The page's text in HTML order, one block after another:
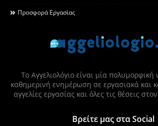
Προσφορά Εργασίας
Το Αγγελιολόγιο είναι μία πολυμορφική
καθημερινή ενημέρωση σε εργασιακά και
αγγελίες εργασίας και όλες τις θέσεις
Βρείτε μας στα Social